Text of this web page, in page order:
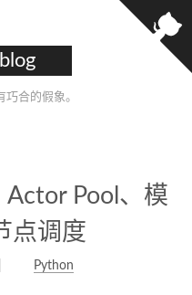
合的假象。
Actor Pool、模
点调度
Python